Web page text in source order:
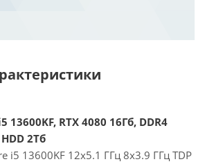
RTX 4080 16Гб, DDR4
2Тб
i5 13600KF 12x5.1 ГГц 8x3.9 ГГц TDP